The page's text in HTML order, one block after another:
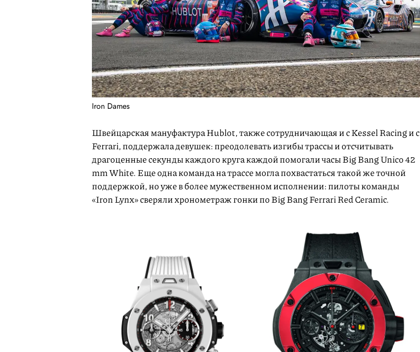
Iron Dames
Швейцарская мануфактура Hublot, также сотрудничающая и с Kessel Racing и с
Ferrari, поддержала девушек: преодолевать изгибы трассы и отсчитывать
драгоценные секунды каждого круга каждой помогали часы Big Bang Unico 42
mm White. Еще одна команда на трассе могла похвастаться такой же точной
поддержкой, но уже в более мужественном исполнении: пилоты команды
«Iron Lynx» сверяли хронометраж гонки по Big Bang Ferrari Red Ceramic.